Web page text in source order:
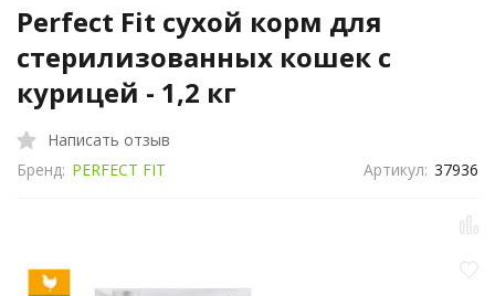
Perfect Fit сухой корм для
стерилизованных кошек с
курицей - 1,2 кг
Написать отзыв
Бренд: PERFECT FIT Артикул: 37936